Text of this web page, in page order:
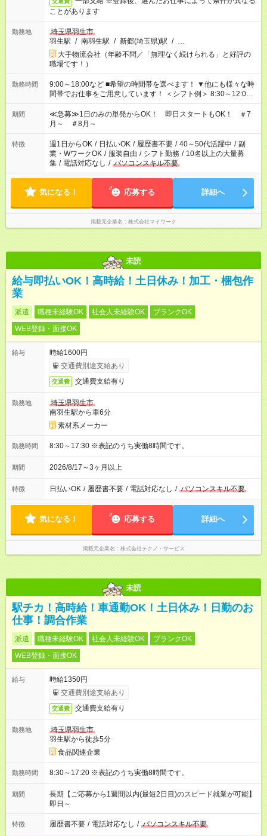
ことがあります
勤務地
埼玉県羽生市
羽生駅 / 南羽生駅 / 新郷(埼玉県)駅 / …
大手物流会社（年齢不問／「無理なく続けられる」と好評の
職場です！）
勤務時間
9:00～18:00など ■希望の時間帯を選べます！ ▼他にも様々な時
間帯でお仕事をご用意しています！ ＜シフト例＞ 8:30～12:00
17:00～22:00 13:00～22:00 22:00～翌6:00 など
期間
≪急募≫1日のみの単発からOK！ 即日スタートもOK！ ＃7
月～ ＃8月～
特徴 週1日からOK / 日払いOK / 履歴書不要 / 40～50代活躍中 / 副
業・WワークOK / 服装自由 / シフト勤務 / 10名以上の大量募
集 / 電話対応なし / パソコンスキル不要
気になる！ 応募する 詳細へ
掲載元企業名 株式会社マイワーク
未読
給与即払いOK！高時給！土日休み！加工・梱包作
業
派遣 職種未経験OK 社会人未経験OK
ブランクOK
WEB登録・面接OK
給与
時給1600円
交通費別途支給あり
交通費 交通費支給有り
勤務地
埼玉県羽生市
南羽生駅から車6分
素材系メーカー
勤務時間 8:30～17:30 ※表記のうち実働8時間です。
期間 2026/8/17～3ヶ月以上
特徴 日払いOK / 履歴書不要 / 電話対応なし / パソコンスキル不要
気になる！ 応募する 詳細へ
掲載元企業名 株式会社テクノ・サービス
未読
駅チカ！高時給！車通勤OK！土日休み！日勤のお
仕事！調合作業
派遣 職種未経験OK 社会人未経験OK
ブランクOK
WEB登録・面接OK
給与
時給1350円
交通費別途支給あり
交通費 交通費支給有り
勤務地
埼玉県羽生市
羽生駅から徒歩5分
食品関連企業
勤務時間 8:30～17:20 ※表記のうち実働8時間です。
期間
長期【ご応募から1週間以内(最短2日目)のスピード就業が可能】
即日～
特徴 履歴書不要 / 電話対応なし / パソコンスキル不要